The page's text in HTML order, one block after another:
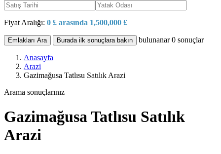
Fiyat Aralığı: 0 £ arasında 1,500,000 £
Emlakları Ara Burada ilk sonuçlara bakın bulunanar0 sonuçlar
Anasayfa
Arazi
Gazimağusa Tatlısu Satılık Arazi
Arama sonuçlarınız
Gazimağusa Tatlısu Satılık
Arazi